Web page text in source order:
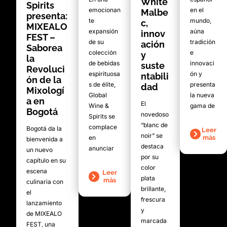
Spirits
presenta:
MIXEALO
FEST –
Saborea
la
Revoluci
ón de la
Mixologí
a en
Bogotá
Bogotá da la
bienvenida a
un nuevo
capítulo en su
escena
culinaria con
el
lanzamiento
de MIXEALO
FEST, una
emocionan
te
expansión
de su
colección
de bebidas
espirituosa
s de élite,
Global
Wine &
Spirits se
complace
en
anunciar
Leer
más
Malbe
c,
innov
ación
y
suste
ntabili
dad
El
novedoso
“blanc de
noir” se
destaca
por su
color
plata
brillante,
frescura
y
marcada
en el
mundo,
aúna
tradición
e
innovaci
ón y
presenta
la nueva
gama de
Leer
más